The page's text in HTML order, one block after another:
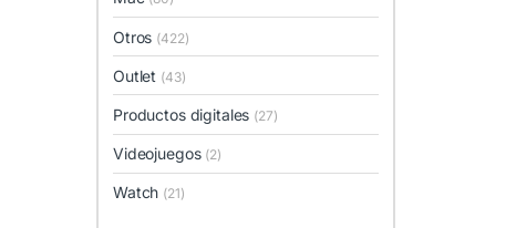
Otros (422)
Outlet (43)
Productos digitales (27)
Videojuegos (2)
Watch (21)